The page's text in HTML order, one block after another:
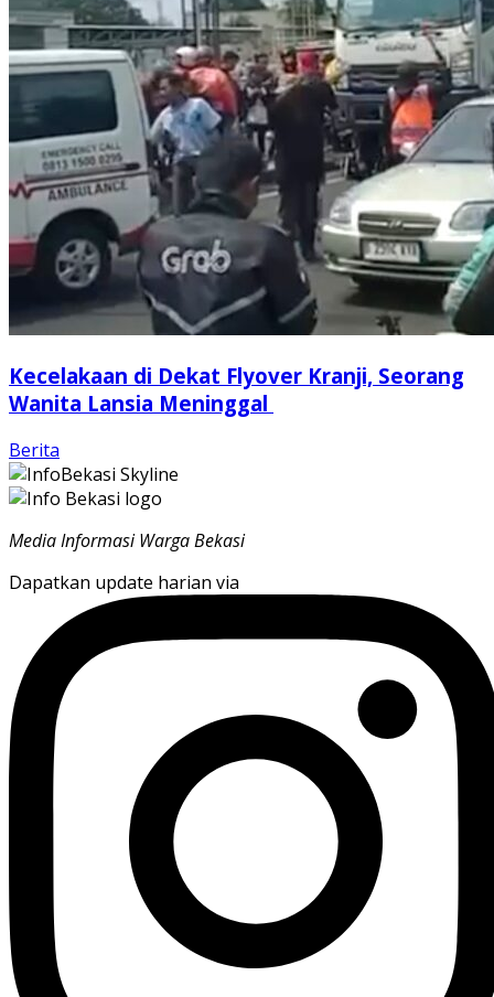
Kecelakaan di Dekat Flyover Kranji, Seorang
Wanita Lansia Meninggal
Berita
Media Informasi Warga Bekasi
Dapatkan update harian via